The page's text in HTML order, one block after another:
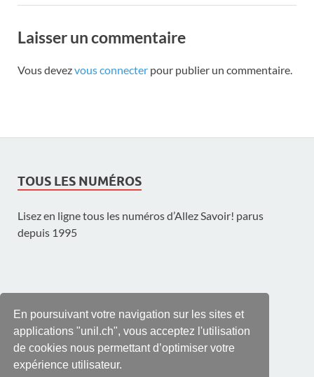
En poursuivant votre navigation sur les sites et
applications "unil.ch", vous acceptez l'utilisation
de cookies nous permettant d’optimiser votre
expérience utilisateur.
Laisser un commentaire
Vous devezvous connecter pour publier un commentaire.
TOUS LES NUMÉROS
Lisez en ligne tous les numéros d’Allez Savoir! parus
depuis 1995